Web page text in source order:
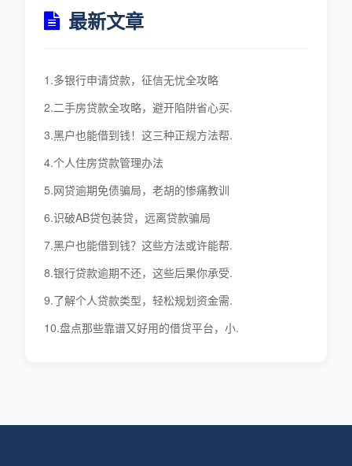
最新文章
1.多银行申请贷款，征信无忧全攻略
2.二手房贷款全攻略，避开陷阱省心买.
3.黑户也能借到钱！这三种正规方法帮.
4.个人住房贷款管理办法
5.网贷逾期免债骗局，老胡的惨痛教训
6.识破AB贷包装贷，远离贷款骗局
7.黑户也能借到钱？这些方法或许能帮.
8.银行贷款逾期不还，这些后果你承受.
9.了解个人贷款类型，轻松规划资金需.
10.盘点那些靠谱又好用的借贷平台，小.